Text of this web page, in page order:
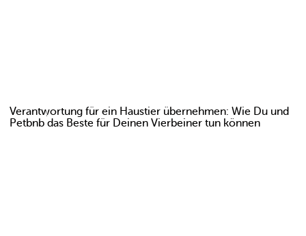
Verantwortung für ein Haustier übernehmen: Wie Du und
Petbnb das Beste für Deinen Vierbeiner tun können